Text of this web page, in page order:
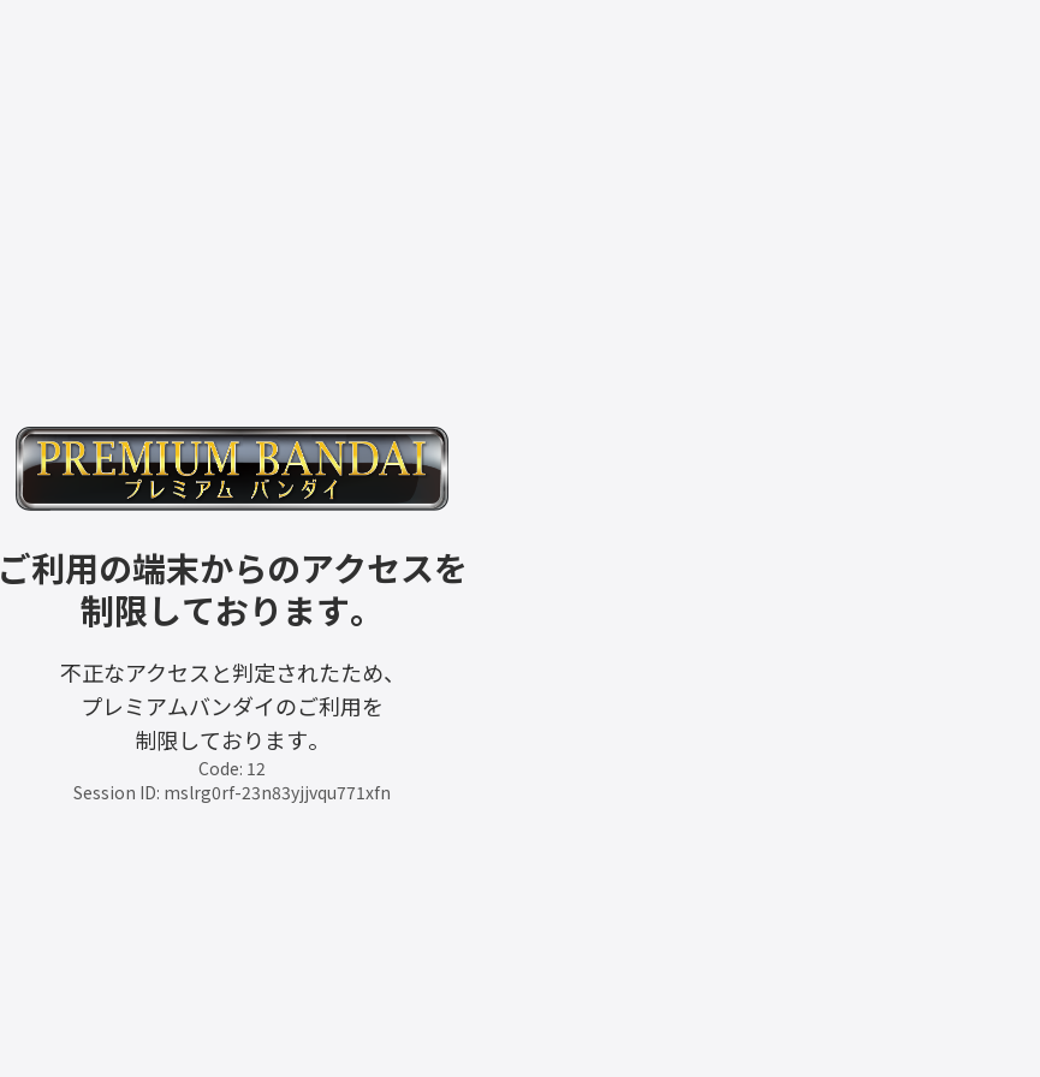
ご利用の端末からのアクセスを
制限しております。
不正なアクセスと判定されたため、
プレミアムバンダイのご利用を
制限しております。
Code: 12
Session ID: mslrg0rf-23n83yjjvqu771xfn